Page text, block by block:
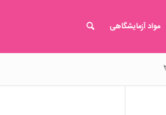
مواد آزمایشگاهی